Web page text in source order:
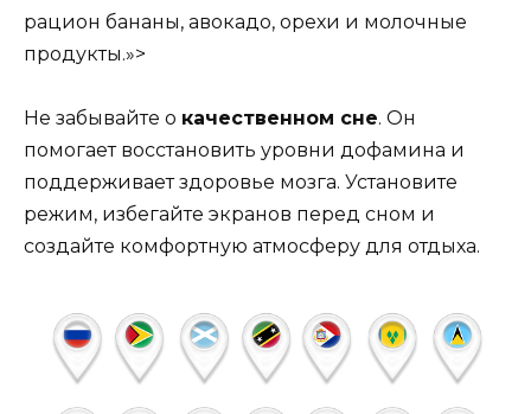
рацион бананы, авокадо, орехи и молочные
продукты.»>
Не забывайте о качественном сне. Он
помогает восстановить уровни дофамина и
поддерживает здоровье мозга. Установите
режим, избегайте экранов перед сном и
создайте комфортную атмосферу для отдыха.